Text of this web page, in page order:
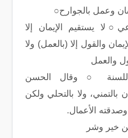
وعمل بالجوارح○
يستقيم اﻹيمان إلا
والقول إلا (بالعمل) ولا
والعمل
للسنة ○ وقال الحسن
بالتمني، ولا بالتحلي ولكن
الأعمال.
خير وشر